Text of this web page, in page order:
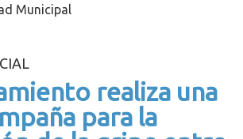
Municipal
realiza una
para la